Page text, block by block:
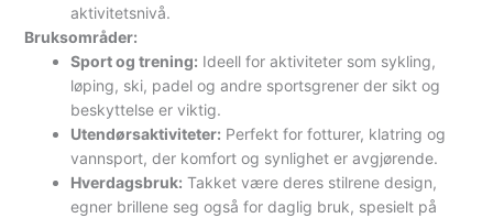
aktivitetsnivå.
Bruksområder:
Sport og trening: Ideell for aktiviteter som sykling,
løping, ski, padel og andre sportsgrener der sikt og
beskyttelse er viktig.
Utendørsaktiviteter: Perfekt for fotturer, klatring og
vannsport, der komfort og synlighet er avgjørende.
Hverdagsbruk: Takket være deres stilrene design,
egner brillene seg også for daglig bruk, spesielt på